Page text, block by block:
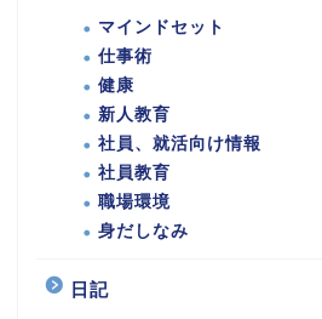
マインドセット
仕事術
健康
新人教育
社員、就活向け情報
社員教育
職場環境
身だしなみ
日記